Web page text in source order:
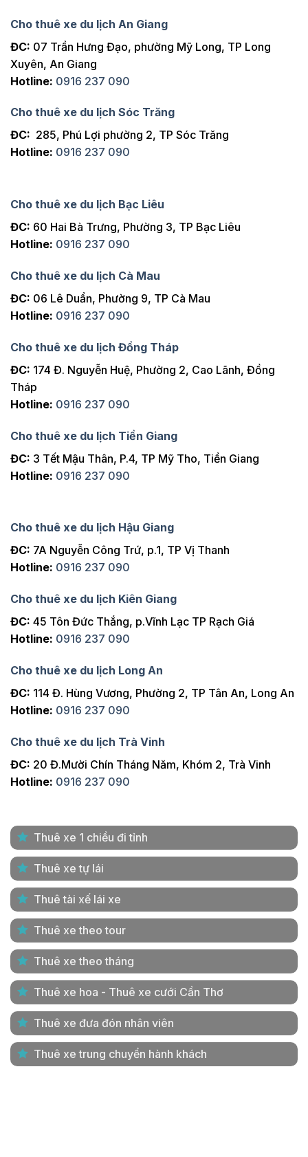
Cho thuê xe du lịch An Giang
ĐC: 07 Trần Hưng Đạo, phường Mỹ Long, TP Long
Xuyên, An Giang
Hotline: 0916 237 090
Cho thuê xe du lịch Sóc Trăng
ĐC: 285, Phú Lợi phường 2, TP Sóc Trăng
Hotline: 0916 237 090
Cho thuê xe du lịch Bạc Liêu
ĐC: 60 Hai Bà Trưng, Phường 3, TP Bạc Liêu
Hotline: 0916 237 090
Cho thuê xe du lịch Cà Mau
ĐC: 06 Lê Duẩn, Phường 9, TP Cà Mau
Hotline: 0916 237 090
Cho thuê xe du lịch Đồng Tháp
ĐC: 174 Đ. Nguyễn Huệ, Phường 2, Cao Lãnh, Đồng
Tháp
Hotline: 0916 237 090
Cho thuê xe du lịch Tiền Giang
ĐC: 3 Tết Mậu Thân, P.4, TP Mỹ Tho, Tiền Giang
Hotline: 0916 237 090
Cho thuê xe du lịch Hậu Giang
ĐC: 7A Nguyễn Công Trứ, p.1, TP Vị Thanh
Hotline: 0916 237 090
Cho thuê xe du lịch Kiên Giang
ĐC: 45 Tôn Đức Thắng, p.Vĩnh Lạc TP Rạch Giá
Hotline: 0916 237 090
Cho thuê xe du lịch Long An
ĐC: 114 Đ. Hùng Vương, Phường 2, TP Tân An, Long An
Hotline: 0916 237 090
Cho thuê xe du lịch Trà Vinh
ĐC: 20 Đ.Mười Chín Tháng Năm, Khóm 2, Trà Vinh
Hotline: 0916 237 090
Thuê xe 1 chiều đi tỉnh
Thuê xe tự lái
Thuê tài xế lái xe
Thuê xe theo tour
Thuê xe theo tháng
Thuê xe hoa - Thuê xe cưới Cần Thơ
Thuê xe đưa đón nhân viên
Thuê xe trung chuyển hành khách